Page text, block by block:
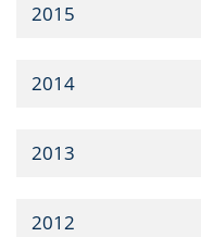
2015
2014
2013
2012